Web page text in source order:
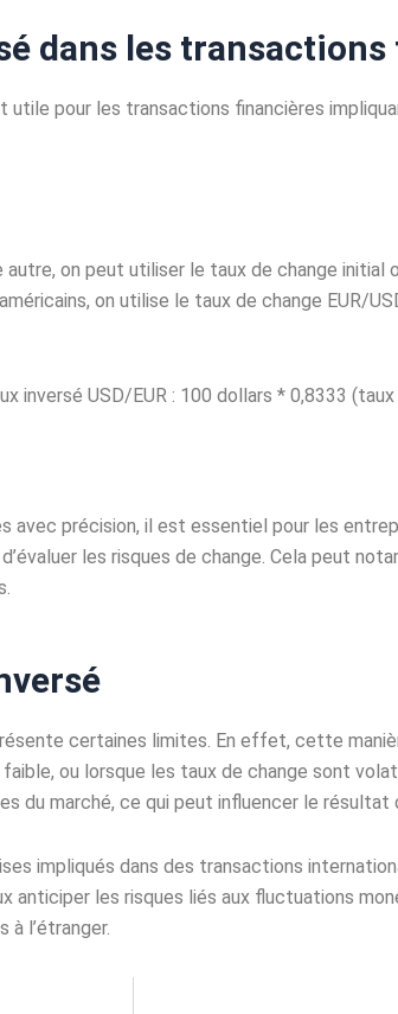
dans les
pour les transactions financières
autre, on peut utiliser le taux de change
on utilise le taux de change EUR/
inversé USD/EUR : 100 dollars * 0,8333 (taux
précision, il est essentiel pour les
les risques de change. Cela peut
certaines limites. En effet, cette
ou lorsque les taux de change sont
marché, ce qui peut influencer le résultat
impliqués dans des transactions
anticiper les risques liés aux fluctuations
à l’étranger.